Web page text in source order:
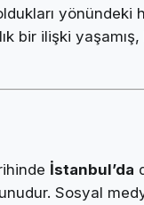
bir ilişki
İstanbul’da
Sosyal